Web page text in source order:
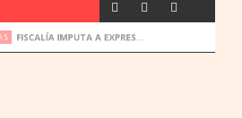
FISCALÍA IMPUTA A EXPRESIDENTES DEL IPS JORGE BRÍTEZ Y VICENTE BATAGLIA POR MULTIMILLONARIO DESFALCO